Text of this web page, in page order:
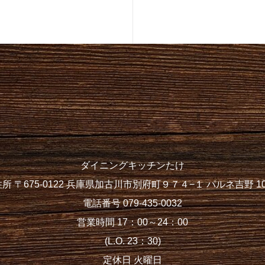
ダイニングキッチンたけ
所 〒675-0122 兵庫県加古川市別府町９７４−１ パルネ吉野
電話番号 079-435-0032
営業時間 17：00～24：00
(L.O. 23：30)
定休日 火曜日